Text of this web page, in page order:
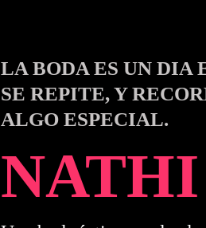
LA BODA ES UN DIA
SE REPITE, Y
ALGO ESPECIAL.
NATHI